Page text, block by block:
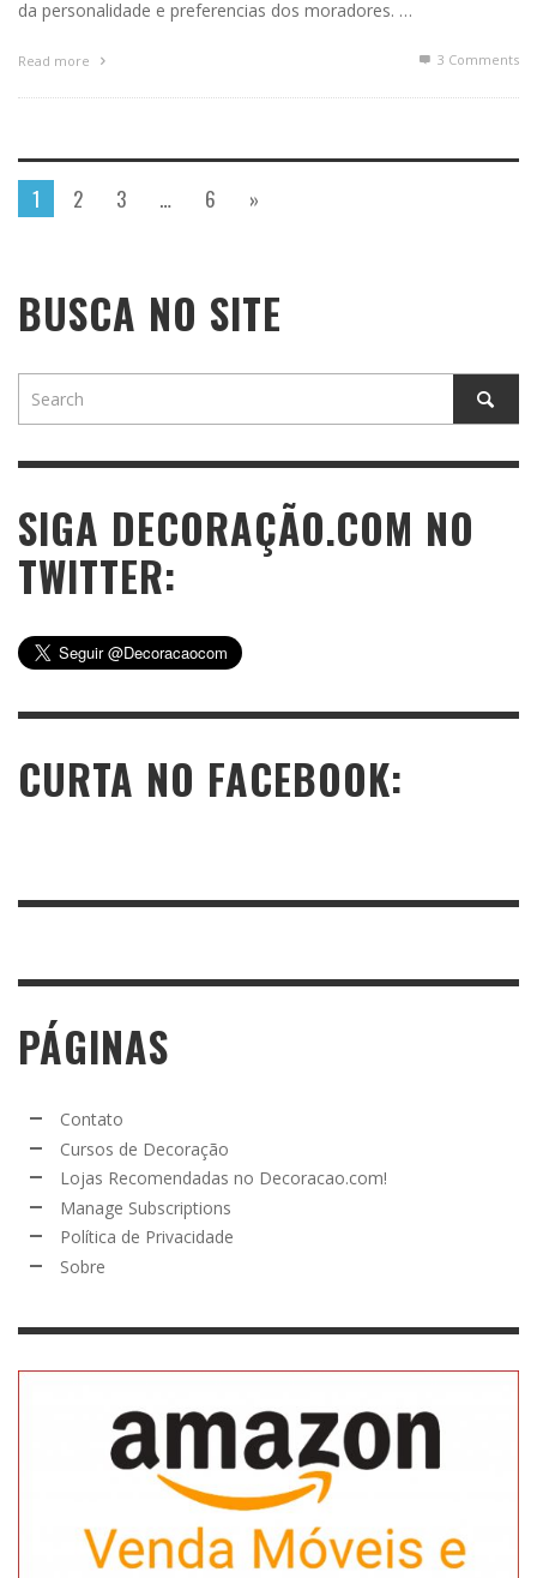
da personalidade e preferencias dos moradores. …
Read more 3 Comments
1 2 3 … 6 »
BUSCA NO SITE
SIGA DECORAÇÃO.COM NO
TWITTER:
CURTA NO FACEBOOK:
PÁGINAS
Contato
Cursos de Decoração
Lojas Recomendadas no Decoracao.com!
Manage Subscriptions
Política de Privacidade
Sobre